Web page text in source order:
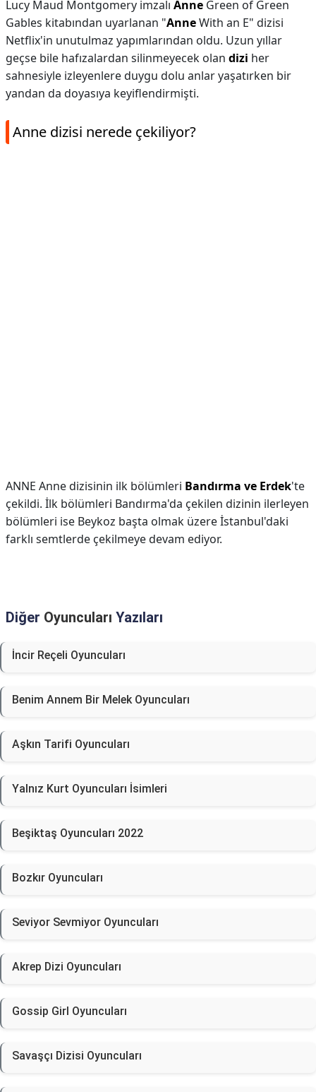
Lucy Maud Montgomery imzalı Anne Green of Green
Gables kitabından uyarlanan "AnneWith an E" dizisi
Netflix'in unutulmaz yapımlarından oldu. Uzun yıllar
geçse bile hafızalardan silinmeyecek olan dizi her
sahnesiyle izleyenlere duygu dolu anlar yaşatırken bir
yandan da doyasıya keyiflendirmişti.
Anne dizisi nerede çekiliyor?
ANNE Anne dizisinin ilk bölümleri Bandırma ve Erdek'te
çekildi. İlk bölümleri Bandırma'da çekilen dizinin ilerleyen
bölümleri ise Beykoz başta olmak üzere İstanbul'daki
farklı semtlerde çekilmeye devam ediyor.
Diğer Oyuncuları Yazıları
İncir Reçeli Oyuncuları
Benim Annem Bir Melek Oyuncuları
Aşkın Tarifi Oyuncuları
Yalnız Kurt Oyuncuları İsimleri
Beşiktaş Oyuncuları 2022
Bozkır Oyuncuları
Seviyor Sevmiyor Oyuncuları
Akrep Dizi Oyuncuları
Gossip Girl Oyuncuları
Savaşçı Dizisi Oyuncuları